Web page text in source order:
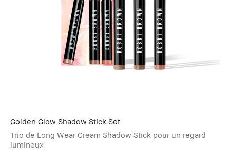
Golden Glow Shadow Stick Set
Trio de Long Wear Cream Shadow Stick pour un regard
lumineux